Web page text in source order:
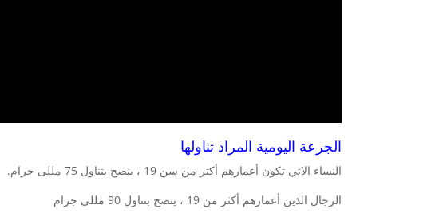
الجرعة اليومية المراد تناولها
النساء الاتي تكون أعمارهم أكثر من سن 19 ، ينصح بتناول 75 مللى جرام.
الرجال الذين أعمارهم أكثر من 19 ، ينصح بتناول 90 مللى جرام